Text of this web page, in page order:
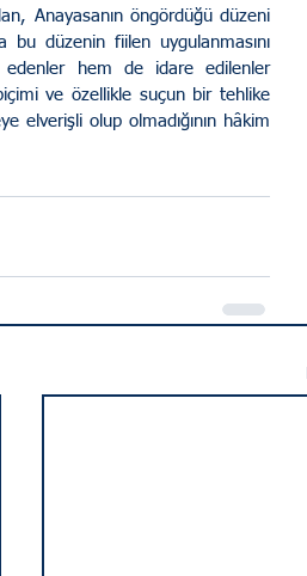
Anayasanın öngördüğü düzeni
düzenin fiilen uygulanmasını
edenler hem de idare edilenler
ve özellikle suçun bir tehlike
elverişli olup olmadığının hâkim